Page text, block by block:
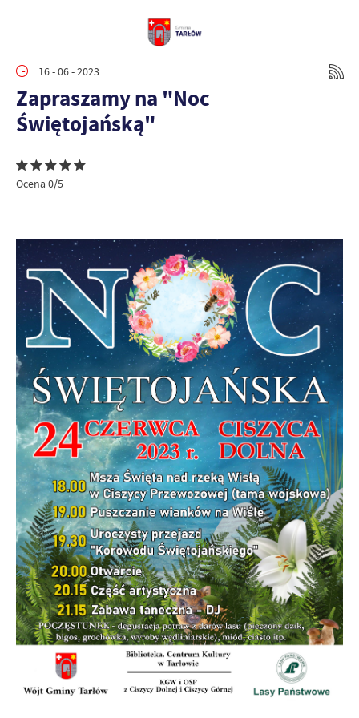
16 - 06 - 2023
Zapraszamy na "Noc
Świętojańską"
Ocena 0/5